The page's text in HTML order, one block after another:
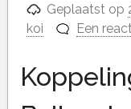
Geplaatst op
koi
Een